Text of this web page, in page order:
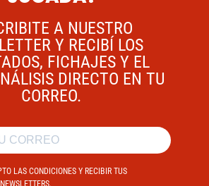
A NUESTRO
Y RECIBÍ LOS
FICHAJES Y EL
DIRECTO EN TU
CORREO.
LAS CONDICIONES Y RECIBIR TUS
NEWSLETTERS.